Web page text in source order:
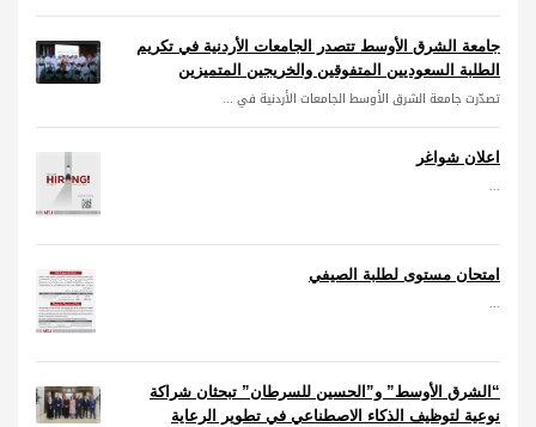
جامعة الشرق الأوسط تتصدر الجامعات الأردنية في تكريم
الطلبة السعوديين المتفوقين والخريجين المتميزين
تصدّرت جامعة الشرق الأوسط الجامعات الأردنية في ...
اعلان شواغر
...
امتحان مستوى لطلبة الصيفي
...
“الشرق الأوسط” و”الحسين للسرطان” تبحثان شراكة
نوعية لتوظيف الذكاء الاصطناعي في تطوير الرعاية